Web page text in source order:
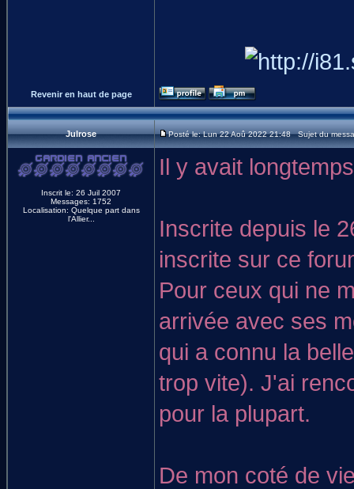
Revenir en haut de page
Julrose Posté le: Lun 22 Aoû 2022 21:48 Sujet du
Inscrit le: 26 Juil 2007
Messages: 1752
Localisation: Quelque part dans
l'Allier...
Il y avait
Inscrite depuis le
inscrite sur ce
Pour ceux qui ne
arrivée avec ses
qui a connu la
trop vite). J'ai
pour la plupart.
De mon coté de